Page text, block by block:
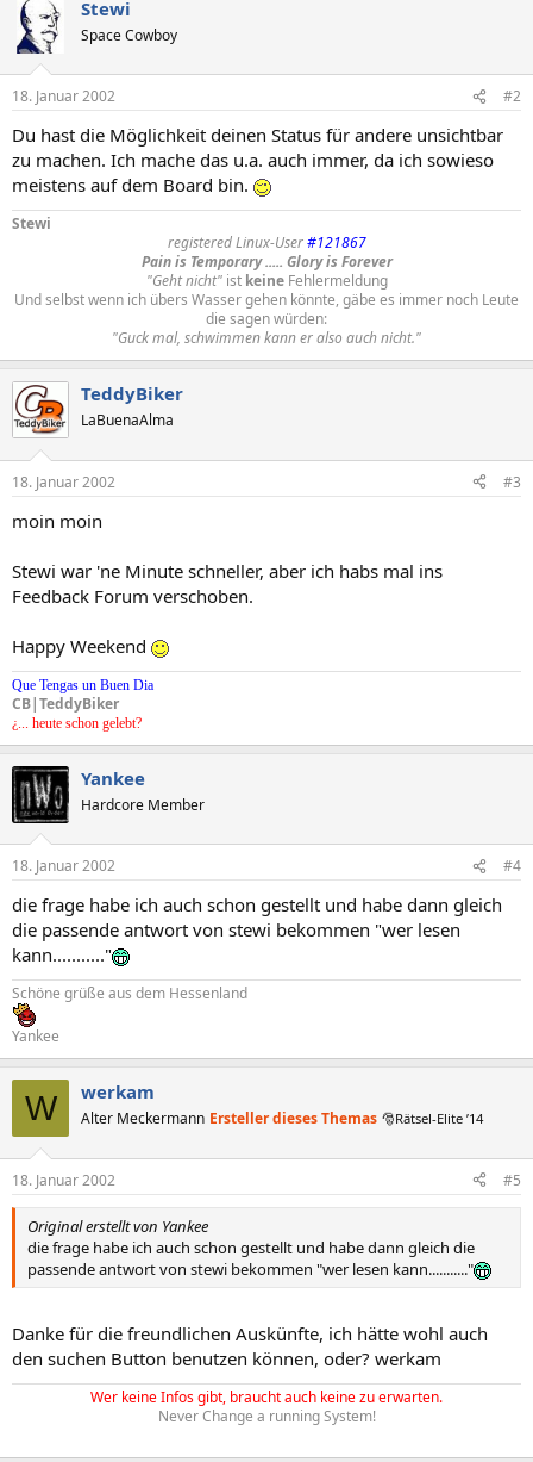
Stewi
Space Cowboy
18. Januar 2002 #2
Du hast die Möglichkeit deinen Status für andere unsichtbar
zu machen. Ich mache das u.a. auch immer, da ich sowieso
meistens auf dem Board bin.
Stewi
registered Linux-User#121867
Pain is Temporary ..... Glory is Forever
"Geht nicht"ist keineFehlermeldung
Und selbst wenn ich übers Wasser gehen könnte, gäbe es immer noch Leute
die sagen würden:
"Guck mal, schwimmen kann er also auch nicht."
TeddyBiker
LaBuenaAlma
18. Januar 2002 #3
moin moin
Stewi war 'ne Minute schneller, aber ich habs mal ins
Feedback Forum verschoben.
Happy Weekend
Que Tengas un Buen Dia
CB|TeddyBiker
¿... heute schon gelebt?
Yankee
Hardcore Member
18. Januar 2002 #4
die frage habe ich auch schon gestellt und habe dann gleich
die passende antwort von stewi bekommen "wer lesen
kann..........."
Schöne grüße aus dem Hessenland
Yankee
W werkam
Alter Meckermann Ersteller dieses Themas 🎅Rätsel-Elite ’14
18. Januar 2002 #5
Original erstellt von Yankee
die frage habe ich auch schon gestellt und habe dann gleich die
passende antwort von stewi bekommen "wer lesen kann..........."
Danke für die freundlichen Auskünfte, ich hätte wohl auch
den suchen Button benutzen können, oder? werkam
Wer keine Infos gibt, braucht auch keine zu erwarten.
Never Change a running System!